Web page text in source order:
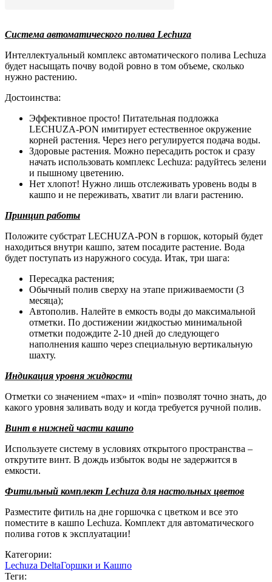
Система автоматического полива Lechuza
Интеллектуальный комплекс автоматического полива Lechuza
будет насыщать почву водой ровно в том объеме, сколько
нужно растению.
Достоинства:
Эффективное просто! Питательная подложка
LECHUZA-PON имитирует естественное окружение
корней растения. Через него регулируется подача воды.
Здоровые растения. Можно пересадить росток и сразу
начать использовать комплекс Lechuza: радуйтесь зелени
и пышному цветению.
Нет хлопот! Нужно лишь отслеживать уровень воды в
кашпо и не переживать, хватит ли влаги растению.
Принцип работы
Положите субстрат LECHUZA-PON в горшок, который будет
находиться внутри кашпо, затем посадите растение. Вода
будет поступать из наружного сосуда. Итак, три шага:
Пересадка растения;
Обычный полив сверху на этапе приживаемости (3
месяца);
Автополив. Налейте в емкость воды до максимальной
отметки. По достижении жидкостью минимальной
отметки подождите 2-10 дней до следующего
наполнения кашпо через специальную вертикальную
шахту.
Индикация уровня жидкости
Отметки со значением «max» и «min» позволят точно знать, до
какого уровня заливать воду и когда требуется ручной полив.
Винт в нижней части кашпо
Используете систему в условиях открытого пространства –
открутите винт. В дождь избыток воды не задержится в
емкости.
Фитильный комплект Lechuza для настольных цветов
Разместите фитиль на дне горшочка с цветком и все это
поместите в кашпо Lechuza. Комплект для автоматического
полива готов к эксплуатации!
Категории:
Lechuza DeltaГоршки и Кашпо
Теги: